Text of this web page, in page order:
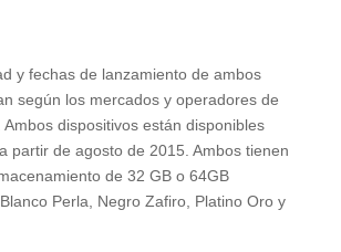
y fechas de lanzamiento de ambos
según los mercados y operadores de
dispositivos están disponibles
partir de agosto de 2015. Ambos tienen
de 32 GB o 64GB
Perla, Negro Zafiro, Platino Oro y